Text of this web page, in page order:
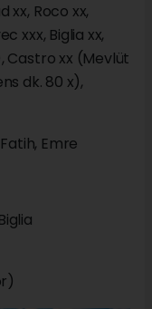
xx, Roco xx,
xxx, Biglia xx,
Castro xx (Mevlüt
dk. 80 x),
Emre